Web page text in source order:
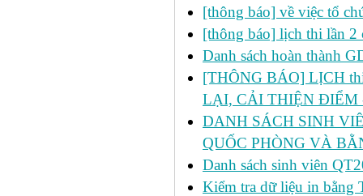
[thông báo] về việc tổ
[thông báo] lịch thi lần 2
Danh sách hoàn thành
[THÔNG BÁO] LỊCH thi
LẠI, CẢI THIỆN ĐIỂM
DANH SÁCH SINH
QUỐC PHÒNG VÀ
Danh sách sinh viên
Kiểm tra dữ liệu in